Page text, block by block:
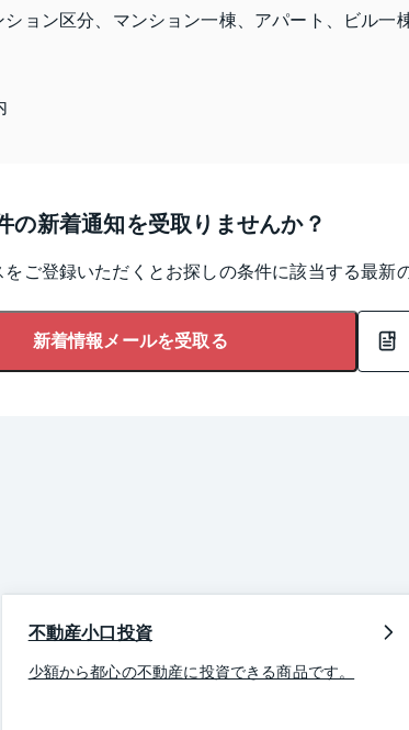
ション区分、マンション一棟、アパート、ビル
の新着通知を受取りませんか？
ご登録いただくとお探しの条件に該当する最新
新着情報メールを受取る
不動産小口投資
少額から都心の不動産に投資できる商品です。